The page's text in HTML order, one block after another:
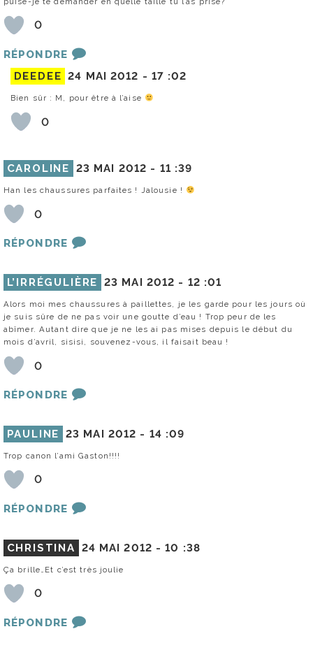
0
RÉPONDRE
DEEDEE 24 MAI 2012 - 17 :02
Bien sûr : M, pour être à l’aise
0
CAROLINE 23 MAI 2012 - 11 :39
Han les chaussures parfaites ! Jalousie !
0
RÉPONDRE
L’IRRÉGULIÈRE 23 MAI 2012 - 12 :01
Alors moi mes chaussures à paillettes, je les garde pour les jours où
je suis sûre de ne pas voir une goutte d’eau ! Trop peur de les
abîmer. Autant dire que je ne les ai pas mises depuis le début du
mois d’avril, sisisi, souvenez-vous, il faisait beau !
0
RÉPONDRE
PAULINE 23 MAI 2012 - 14 :09
Trop canon l’ami Gaston!!!!
0
RÉPONDRE
CHRISTINA 24 MAI 2012 -10 :38
Ça brille…Et c’est très joulie
0
RÉPONDRE